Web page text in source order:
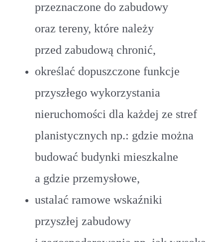
przeznaczone do zabudowy
oraz tereny, które należy
przed zabudową chronić,
określać dopuszczone funkcje
przyszłego wykorzystania
nieruchomości dla każdej ze stref
planistycznych np.: gdzie można
budować budynki mieszkalne
a gdzie przemysłowe,
ustalać ramowe wskaźniki
przyszłej zabudowy